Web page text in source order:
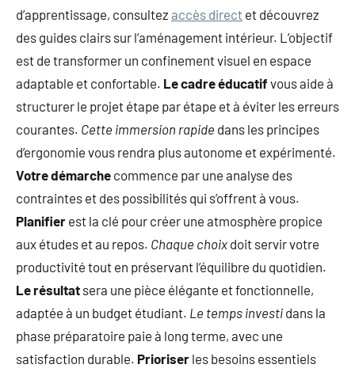
d’apprentissage, consultez accès direct et découvrez
des guides clairs sur l’aménagement intérieur. L’objectif
est de transformer un confinement visuel en espace
adaptable et confortable. Le cadre éducatif vous aide à
structurer le projet étape par étape et à éviter les erreurs
courantes. Cette immersion rapide dans les principes
d’ergonomie vous rendra plus autonome et expérimenté.
Votre démarche commence par une analyse des
contraintes et des possibilités qui s’offrent à vous.
Planifier est la clé pour créer une atmosphère propice
aux études et au repos. Chaque choix doit servir votre
productivité tout en préservant l’équilibre du quotidien.
Le résultat sera une pièce élégante et fonctionnelle,
adaptée à un budget étudiant. Le temps investi dans la
phase préparatoire paie à long terme, avec une
satisfaction durable. Prioriser les besoins essentiels